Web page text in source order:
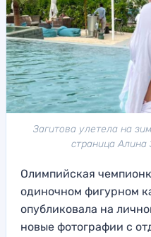
Загитова улетела на
страница Алина
Олимпийская
одиночном фигурном
опубликовала на
новые фотографии с